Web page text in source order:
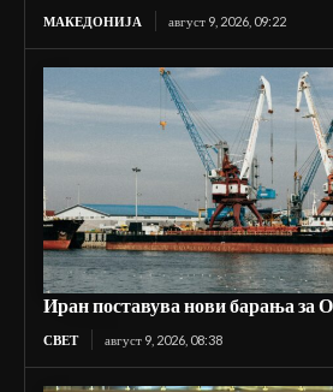
МАКЕДОНИЈА август 9, 2026, 09:22
Иран поставува нови барања за
СВЕТ август 9, 2026, 08:38